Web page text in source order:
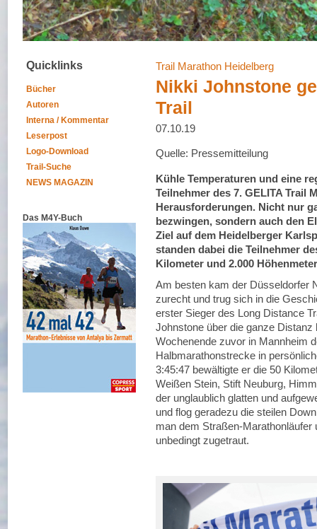
Quicklinks
Bücher
Autoren
Interna / Kommentar
Leserpost
Logo-Download
Trail-Suche
NEWS MAGAZIN
Das M4Y-Buch
Trail Marathon Heidelberg
Nikki Johnstone
Trail
07.10.19
Quelle: Pressemitteilung
Kühle Temperaturen und eine
Teilnehmer des 7. GELITA Trail
Herausforderungen. Nicht nur
bezwingen, sondern auch den
Ziel auf dem Heidelberger
standen dabei die Teilnehmer
Kilometer und 2.000
Am besten kam der Düsseldorfer
zurecht und trug sich in die
erster Sieger des Long Distance
Johnstone über die ganze
Wochenende zuvor in Mannheim
Halbmarathonstrecke in
3:45:47 bewältigte er die 50
Weißen Stein, Stift Neuburg,
der unglaublich glatten und
und flog geradezu die steilen
man dem Straßen-Marathonläufer
unbedingt zugetraut.